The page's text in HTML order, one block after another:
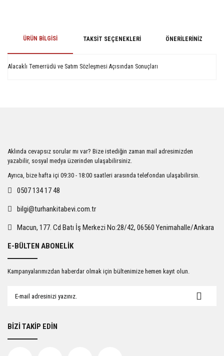
ÜRÜN BILGISI TAKSIT SEÇENEKLERI ÖNERILERINIZ
Alacaklı Temerrüdü ve Satım Sözleşmesi Açısından Sonuçları
Ürün açıklamasında eksik bilgiler bulunuyor.
Ürün bilgilerinde hatalar bulunuyor.
Ürün fiyatı diğer sitelerden daha pahalı.
Gönder
Aklında cevapsız sorular mı var? Bize istediğin zaman mail adresimizden
yazabilir, sosyal medya üzerinden ulaşabilirsiniz.
Ayrıca, bize hafta içi 09:30 - 18:00 saatleri arasında telefondan ulaşabilirsin.
0507 134 17 48
bilgi@turhankitabevi.com.tr
Macun, 177. Cd Batı İş Merkezi No:28/42, 06560 Yenimahalle/Ankara
E-BÜLTEN ABONELİK
Kampanyalarımızdan haberdar olmak için bültenimize hemen kayıt olun.
BİZİ TAKİP EDİN